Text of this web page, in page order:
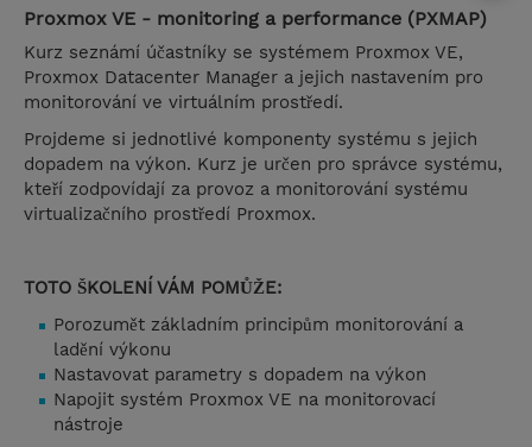
Proxmox VE - monitoring a performance (PXMAP)
Kurz seznámí účastníky se systémem Proxmox VE,
Proxmox Datacenter Manager a jejich nastavením pro
monitorování ve virtuálním prostředí.
Projdeme si jednotlivé komponenty systému s jejich
dopadem na výkon. Kurz je určen pro správce systému,
kteří zodpovídají za provoz a monitorování systému
virtualizačního prostředí Proxmox.
TOTO ŠKOLENÍ VÁM POMŮŽE:
Porozumět základním principům monitorování a
ladění výkonu
Nastavovat parametry s dopadem na výkon
Napojit systém Proxmox VE na monitorovací
nástroje